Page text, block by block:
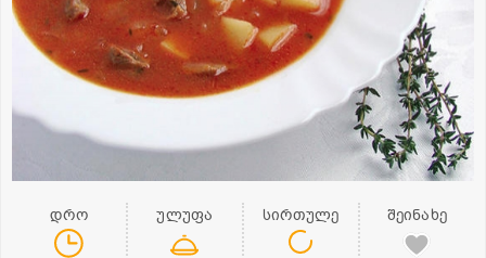
დრო ულუფა სირთულე შეინახე